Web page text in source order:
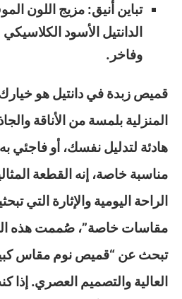
تباين أنيق: مزيج اللون
الدانتيل الأسود
وفاخر.
قميص زبدة في دانتيل هو خيارك
المنزلية بلمسة من الأناقة
هادئة لتدليل نفسك، أو فاجئي
مناسبة خاصة، إنه القطعة
الراحة اليومية والإثارة التي
مقاسات خاصة”، صُممت هذه
تبحث عن “قميص نوم مقاس
العالية والتصميم العصري.